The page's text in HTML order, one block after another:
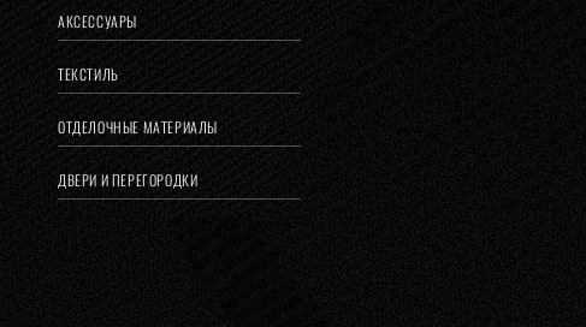
АКСЕССУАРЫ
ТЕКСТИЛЬ
ОТДЕЛОЧНЫЕ МАТЕРИАЛЫ
ДВЕРИ И ПЕРЕГОРОДКИ